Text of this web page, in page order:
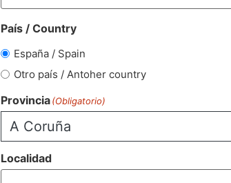
País / Country
España / Spain
Otro país / Antoher country
Provincia (Obligatorio)
A Coruña
Localidad